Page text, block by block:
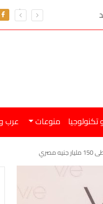
تكنولوجيا منوعات عرب